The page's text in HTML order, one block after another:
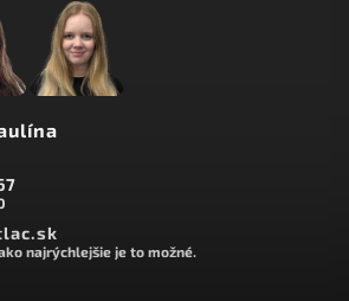
najrýchlejšie je to možné.